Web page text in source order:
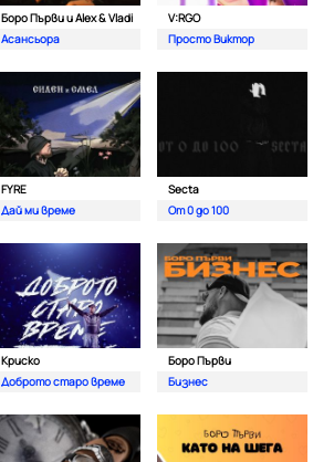
Боро Първи и Alex & Vladi
Асансьора
V:RGO
Просто Виктор
FYRE
Дай ми време
Secta
От 0 до 100
Криско
Доброто старо време
Боро Първи
Бизнес